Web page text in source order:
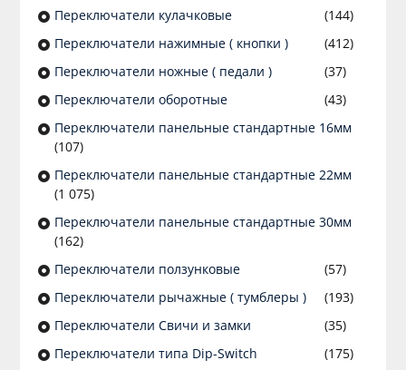
Переключатели кулачковые
(144)
Переключатели нажимные ( кнопки )
(412)
Переключатели ножные ( педали )
(37)
Переключатели оборотные
(43)
Переключатели панельные стандартные 16мм
(107)
Переключатели панельные стандартные 22мм
(1 075)
Переключатели панельные стандартные 30мм
(162)
Переключатели ползунковые
(57)
Переключатели рычажные ( тумблеры )
(193)
Переключатели Свичи и замки
(35)
Переключатели типа Dip-Switch
(175)